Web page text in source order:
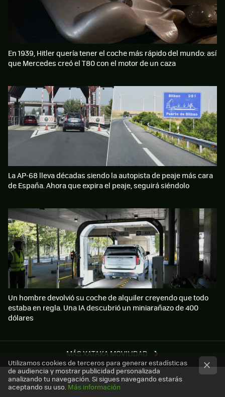
MÁS XATAKA MOVILIDAD
En 1939, Hitler quería tener el coche más rápido del mundo: así
que Mercedes creó el T80 con el motor de un caza
La AP-68 lleva décadas siendo la autopista de peaje más cara
de España. Ahora que expira el peaje, seguirá siéndolo
Un hombre devolvió su coche de alquiler creyendo que todo
estaba en regla. Una IA descubrió un miniarañazo de 400
dólares
Utilizamos cookies de terceros para generar estadísticas
de audiencia y mostrar publicidad personalizada
analizando tu navegación. Si sigues navegando estarás
aceptando su uso. Más información